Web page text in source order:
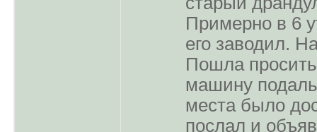
Примерно в 6
его заводил.
Пошла просить
машину
места было
послал и